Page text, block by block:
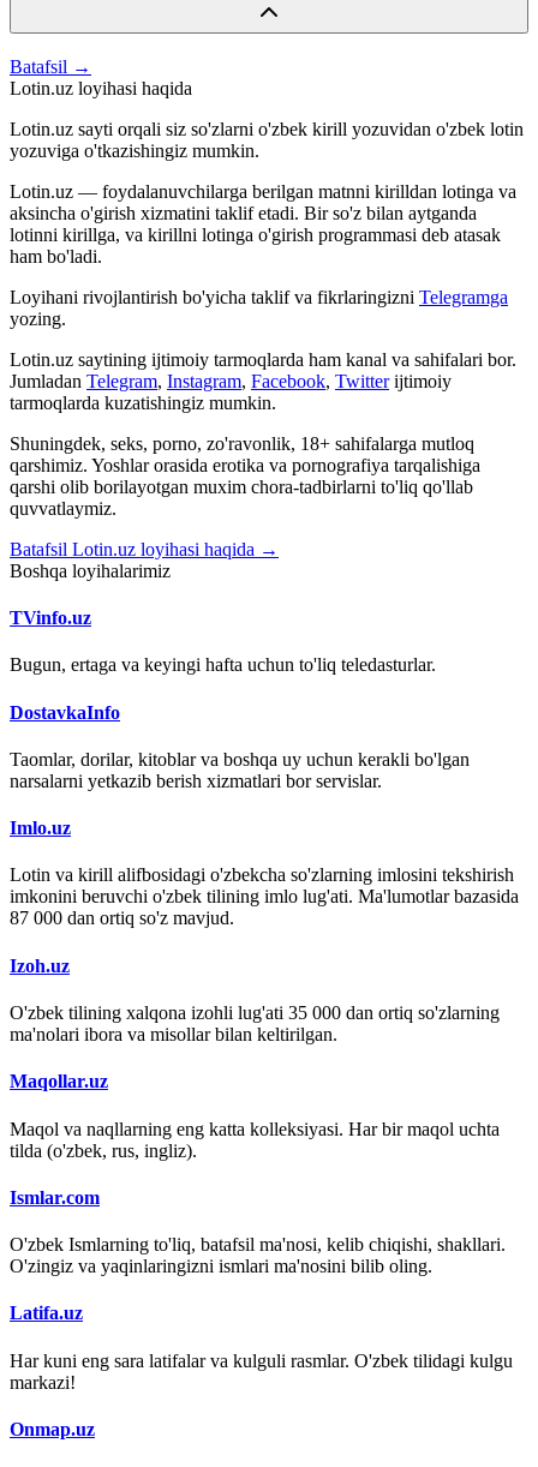
Batafsil →
Lotin.uz loyihasi haqida
Lotin.uz sayti orqali siz so'zlarni o'zbek kirill yozuvidan o'zbek lotin
yozuviga o'tkazishingiz mumkin.
Lotin.uz — foydalanuvchilarga berilgan matnni kirilldan lotinga va
aksincha o'girish xizmatini taklif etadi. Bir so'z bilan aytganda
lotinni kirillga, va kirillni lotinga o'girish programmasi deb atasak
ham bo'ladi.
Loyihani rivojlantirish bo'yicha taklif va fikrlaringizni Telegramga
yozing.
Lotin.uz saytining ijtimoiy tarmoqlarda ham kanal va sahifalari bor.
Jumladan Telegram, Instagram, Facebook, Twitter ijtimoiy
tarmoqlarda kuzatishingiz mumkin.
Shuningdek, seks, porno, zo'ravonlik, 18+ sahifalarga mutloq
qarshimiz. Yoshlar orasida erotika va pornografiya tarqalishiga
qarshi olib borilayotgan muxim chora-tadbirlarni to'liq qo'llab
quvvatlaymiz.
Batafsil Lotin.uz loyihasi haqida →
Boshqa loyihalarimiz
TVinfo.uz
Bugun, ertaga va keyingi hafta uchun to'liq teledasturlar.
DostavkaInfo
Taomlar, dorilar, kitoblar va boshqa uy uchun kerakli bo'lgan
narsalarni yetkazib berish xizmatlari bor servislar.
Imlo.uz
Lotin va kirill alifbosidagi o'zbekcha so'zlarning imlosini tekshirish
imkonini beruvchi o'zbek tilining imlo lug'ati. Ma'lumotlar bazasida
87 000 dan ortiq so'z mavjud.
Izoh.uz
O'zbek tilining xalqona izohli lug'ati 35 000 dan ortiq so'zlarning
ma'nolari ibora va misollar bilan keltirilgan.
Maqollar.uz
Maqol va naqllarning eng katta kolleksiyasi. Har bir maqol uchta
tilda (o'zbek, rus, ingliz).
Ismlar.com
O'zbek Ismlarning to'liq, batafsil ma'nosi, kelib chiqishi, shakllari.
O'zingiz va yaqinlaringizni ismlari ma'nosini bilib oling.
Latifa.uz
Har kuni eng sara latifalar va kulguli rasmlar. O'zbek tilidagi kulgu
markazi!
Onmap.uz